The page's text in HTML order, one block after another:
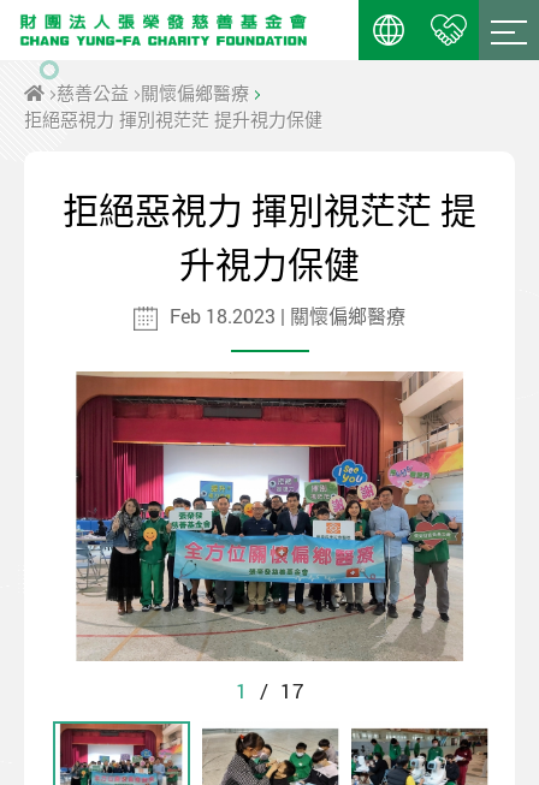
慈善公益 關懷偏鄉醫療
拒絕惡視力 揮別視茫茫 提升視力保健
拒絕惡視力 揮別視茫茫 提
升視力保健
Feb 18.2023 | 關懷偏鄉醫療
1 / 17